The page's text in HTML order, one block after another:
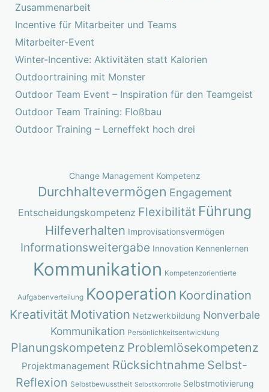
Zusammenarbeit
Incentive für Mitarbeiter und Teams
Mitarbeiter-Event
Winter-Incentive: Aktivitäten statt Kalorien
Outdoortraining mit Monster
Outdoor Team Event – Inspiration für den Teamgeist
Outdoor Team Training: Floßbau
Outdoor Training – Lerneffekt hoch drei
Change Management Kompetenz
Durchhaltevermögen Engagement
Entscheidungskompetenz Flexibilität Führung
Hilfeverhalten Improvisationsvermögen
Informationsweitergabe Innovation Kennenlernen
Kommunikation Kompetenzorientierte
Aufgabenverteilung Kooperation Koordination
Kreativität Motivation Netzwerkbildung Nonverbale
Kommunikation Persönlichkeitsentwicklung
Planungskompetenz Problemlösekompetenz
Projektmanagement Rücksichtnahme Selbst-
Reflexion Selbstbewusstheit Selbstkontrolle Selbstmotivierung